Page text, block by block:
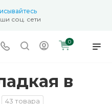
соц. сети
0
в
43 товара